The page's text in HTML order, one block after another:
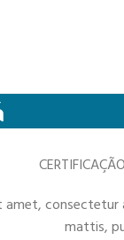
amet,
mattis,